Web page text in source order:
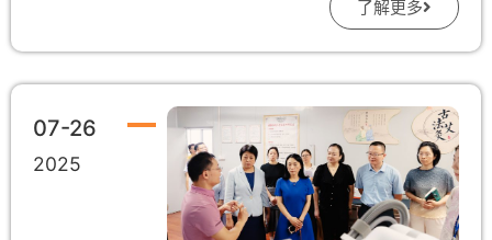
议专题环节，深圳大学附属华南医院康复医学科临床教授杜主
法模拟传统艾灸手法，结合患者实时生理数据动态调整灸疗方
案，在临床应用中展现出高效、安全的优势，为中医现代化提
供了重要实践参考。朴硕生命科技专注于中医智能化设备的研
发与推广，致力于通过技术创新推动传统医学的现代化转型。
其全自动艾灸机器人已申请多项专利，旨在为医疗机构、康养
中心等提供安全、可控的智能灸疗解决方案。这一临床认可，
无疑为朴硕艾灸机器人的推广及进步注入了强大动力。 会议期
了解更多
07-26
2025